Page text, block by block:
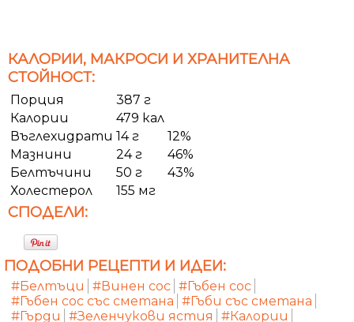
КАЛОРИИ, МАКРОСИ И ХРАНИТЕЛНА
СТОЙНОСТ:
Порция
387 г
Калории
479 кал
Въглехидрати 14 г
12%
Мазнини
24 г
46%
Белтъчини
50 г
43%
Холестерол
155 мг
СПОДЕЛИ:
ПОДОБНИ РЕЦЕПТИ И ИДЕИ:
#Белтъци #Винен сос #Гъбен сос
#Гъбен сос със сметана #Гъби със сметана
#Гърди
#Зеленчукови ястия
#Калории